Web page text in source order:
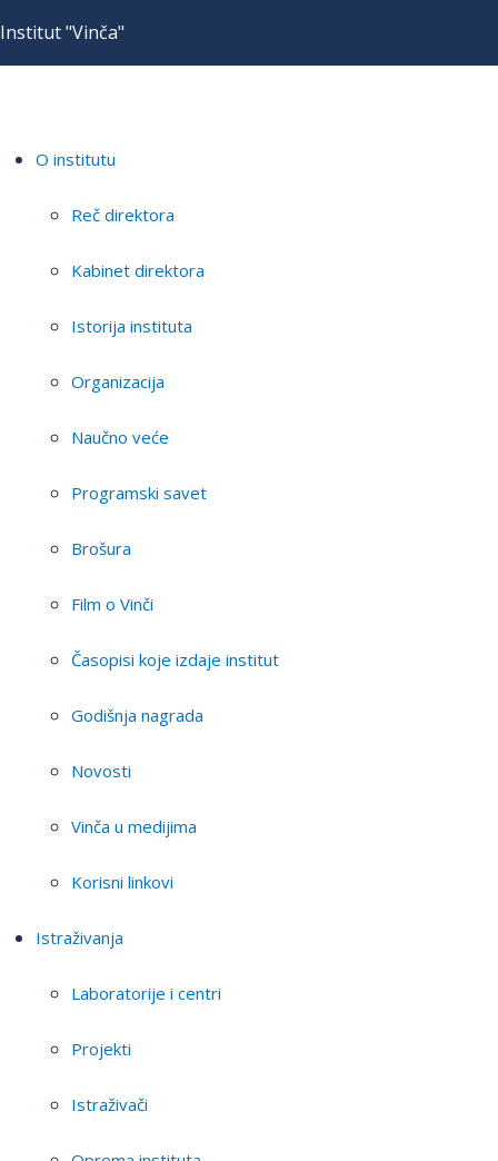
Institut "Vinča"
O institutu
Reč direktora
Kabinet direktora
Istorija instituta
Organizacija
Naučno veće
Programski savet
Brošura
Film o Vinči
Časopisi koje izdaje institut
Godišnja nagrada
Novosti
Vinča u medijima
Korisni linkovi
Istraživanja
Laboratorije i centri
Projekti
Istraživači